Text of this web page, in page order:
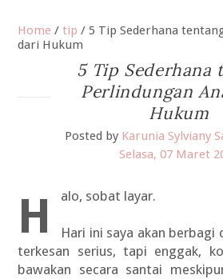
Home/tip/5 Tip Sederhana
dari Hukum
5 Tip Sederhana
Perlindungan
Hukum
Posted by Karunia Sylviany
Selasa, 07 Maret
Halo, sobat layar.
Hari ini saya akan berbagi
terkesan serius, tapi enggak,
bawakan secara santai